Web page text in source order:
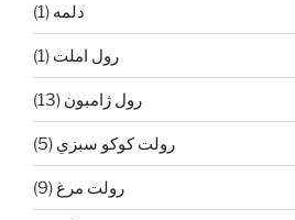
دلمه (1)
رول املت (1)
رول ژامبون (13)
رولت كوكو سبزي (5)
رولت مرغ (9)